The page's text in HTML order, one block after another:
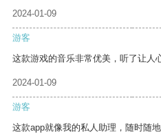
2024-01-09
游客
这款游戏的音乐非常优美，听了让人
2024-01-09
游客
这款app就像我的私人助理，随时随